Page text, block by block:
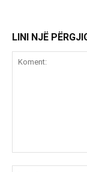
LINI NJË